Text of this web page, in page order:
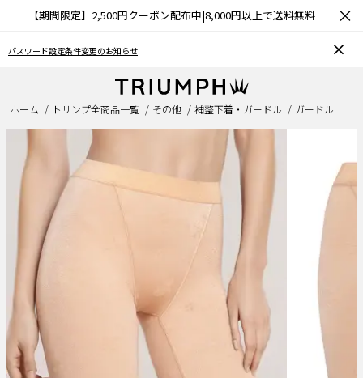
【期間限定】2,500円クーポン配布中|8,000円以上で送料無料 ×
熊本地震による配送遅延・店舗営業情報について
ホーム トリンプ全商品一覧 その他 補整下着・ガードル ガードル